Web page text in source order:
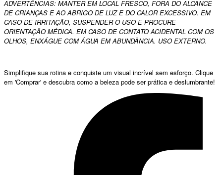
ADVERTÊNCIAS: MANTER EM LOCAL FRESCO, FORA DO ALCANCE
DE CRIANÇAS E AO ABRIGO DE LUZ E DO CALOR EXCESSIVO. EM
CASO DE IRRITAÇÃO, SUSPENDER O USO E PROCURE
ORIENTAÇÃO MÉDICA. EM CASO DE CONTATO ACIDENTAL COM OS
OLHOS, ENXÁGUE COM ÁGUA EM ABUNDÂNCIA. USO EXTERNO.
Simplifique sua rotina e conquiste um visual incrível sem esforço. Clique
em 'Comprar' e descubra como a beleza pode ser prática e deslumbrante!